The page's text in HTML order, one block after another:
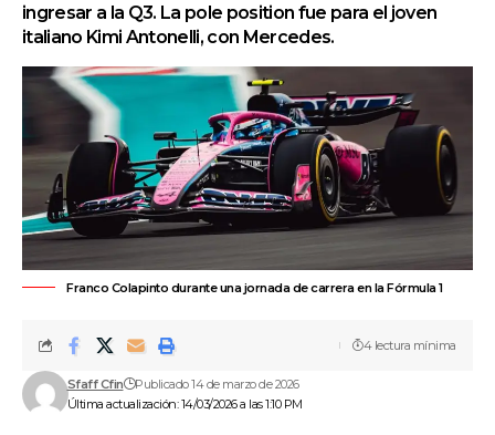
ingresar a la Q3. La pole position fue para el joven
italiano Kimi Antonelli, con Mercedes.
Franco Colapinto durante una jornada de carrera en la Fórmula 1
Última actualización: 14/03/2026 a las 1:10 PM
Sfaff Cfin Publicado 14 de marzo de 2026
4 lectura mínima